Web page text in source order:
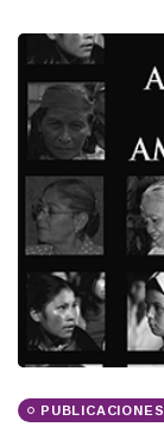
PUBLICACIONES